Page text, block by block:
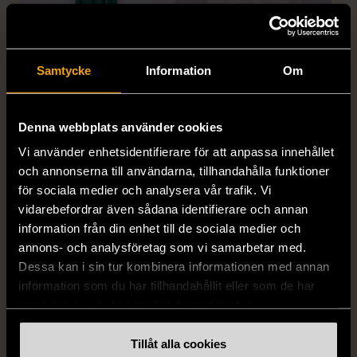
Samtycke Information Om
Denna webbplats använder cookies
Vi använder enhetsidentifierare för att anpassa innehållet
och annonserna till användarna, tillhandahålla funktioner
för sociala medier och analysera vår trafik. Vi
vidarebefordrar även sådana identifierare och annan
information från din enhet till de sociala medier och
annons- och analysföretag som vi samarbetar med.
Dessa kan i sin tur kombinera informationen med annan
information som du har tillhandahållit eller som de har
Tillåt alla cookies
1/5
MISSONI
Missoni - Klänning -
Vintage
S (34-36) Gott skick
999 kr
1/5
GIANFRANCO FERRE
Kjol - Silke - Premium
Vintage
S (34-36)
Mycket gott skick
999 kr